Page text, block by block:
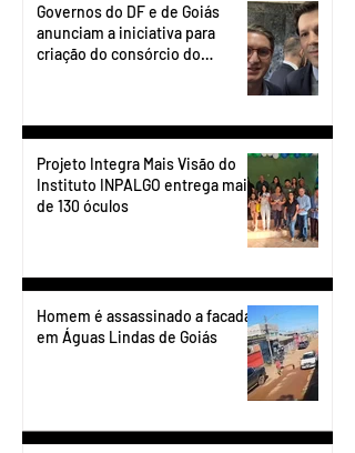
Governos do DF e de Goiás
anunciam a iniciativa para
criação do consórcio do
Projeto Integra Mais Visão do
Instituto INPALGO entrega mais
de 130 óculos
Homem é assassinado a facadas
em Águas Lindas de Goiás